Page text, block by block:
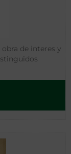
de interes y